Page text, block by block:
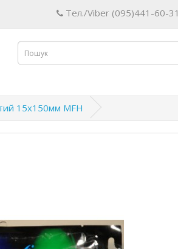
Тел./Viber (095)441-60-31
15x150мм MFH